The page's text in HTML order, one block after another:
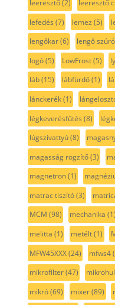
leeresztő(2) leeresztő
lefedés (7) lemez (5)
lengőkar(6) lengő
logó(5) LowFrost(5)
láb(15) lábfürdő(1)
lánckerék(1)
légkeverésfűtés (8)
lúgszivattyú(8)
magasság rögzítő(3)
magnetron(1)
matrac tiszító(3)
MCM (98) mechanika (1)
melitta (1) metélt(1)
MFW45XXX(24) mfws4
mikrofilter(47)
mikró(69) mixer(89)